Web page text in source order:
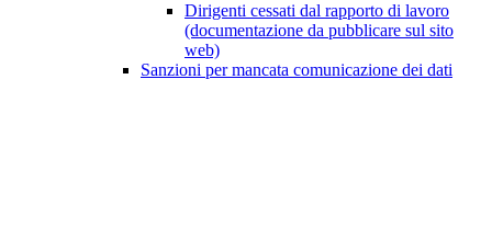
Dirigenti cessati dal rapporto di lavoro
(documentazione da pubblicare sul sito
web)
Sanzioni per mancata comunicazione dei dati